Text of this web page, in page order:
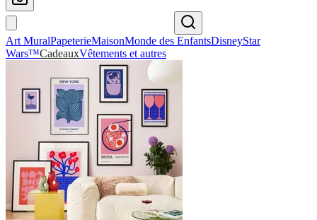
Art MuralPapeterieMaisonMonde des EnfantsDisneyStar
Wars™CadeauxVêtements et autres